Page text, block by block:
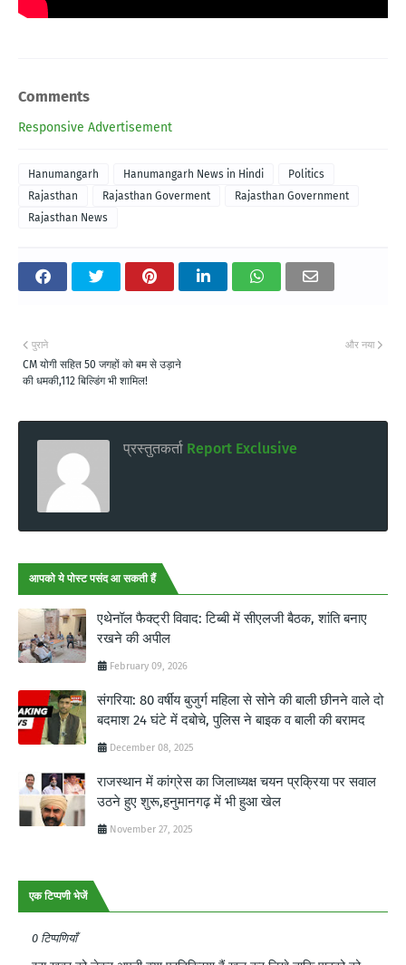
Comments
Responsive Advertisement
Hanumangarh Hanumangarh News in Hindi
Politics
Rajasthan
Rajasthan Goverment
Rajasthan Government
Rajasthan News
और नया
पुराने
CM योगी सहित 50 जगहों को बम से उड़ाने
की धमकी,112 बिल्डिंग भी शामिल!
प्रस्तुतकर्ता Report Exclusive
आपको ये पोस्ट पसंद आ सकती हैं
एथेनॉल फैक्ट्री विवाद: टिब्बी में सीएलजी बैठक, शांति बनाए
रखने की अपील
February 09, 2026
संगरिया: 80 वर्षीय बुजुर्ग महिला से सोने की बाली छीनने वाले दो
बदमाश 24 घंटे में दबोचे, पुलिस ने बाइक व बाली की बरामद
December 08, 2025
राजस्थान में कांग्रेस का जिलाध्यक्ष चयन प्रक्रिया पर सवाल
उठने हुए शुरू,हनुमानगढ़ में भी हुआ खेल
November 27, 2025
एक टिप्पणी भेजें
0 टिप्पणियाँ